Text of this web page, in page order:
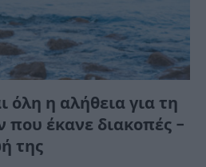
όλη η αλήθεια για τη
που έκανε διακοπές –
της